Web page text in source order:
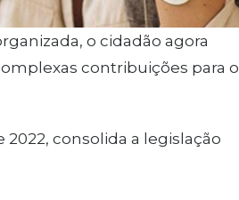
o cidadão agora
contribuições para o
2022, consolida a legislação